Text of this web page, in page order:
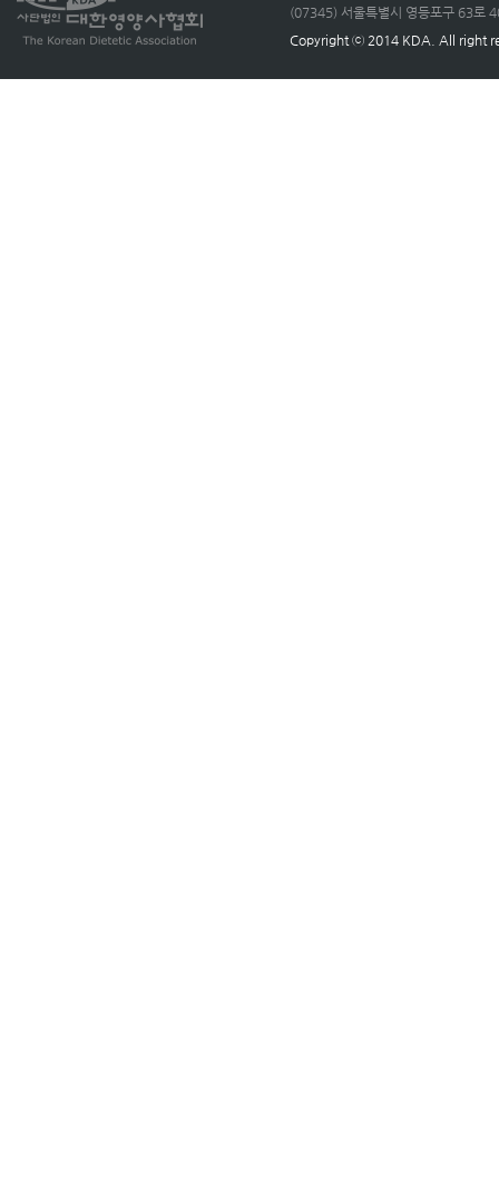
(07345) 서울특별시 영등포구 63
Copyright ⓒ 2014 KDA. All right